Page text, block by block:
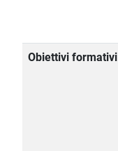
Obiettivi formativi